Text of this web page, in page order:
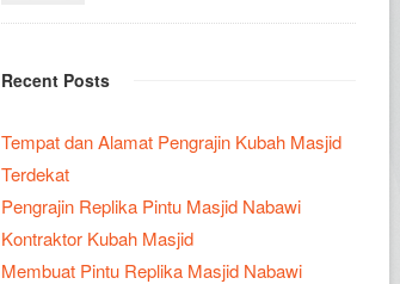
Recent Posts
Tempat dan Alamat Pengrajin Kubah Masjid
Terdekat
Pengrajin Replika Pintu Masjid Nabawi
Kontraktor Kubah Masjid
Membuat Pintu Replika Masjid Nabawi